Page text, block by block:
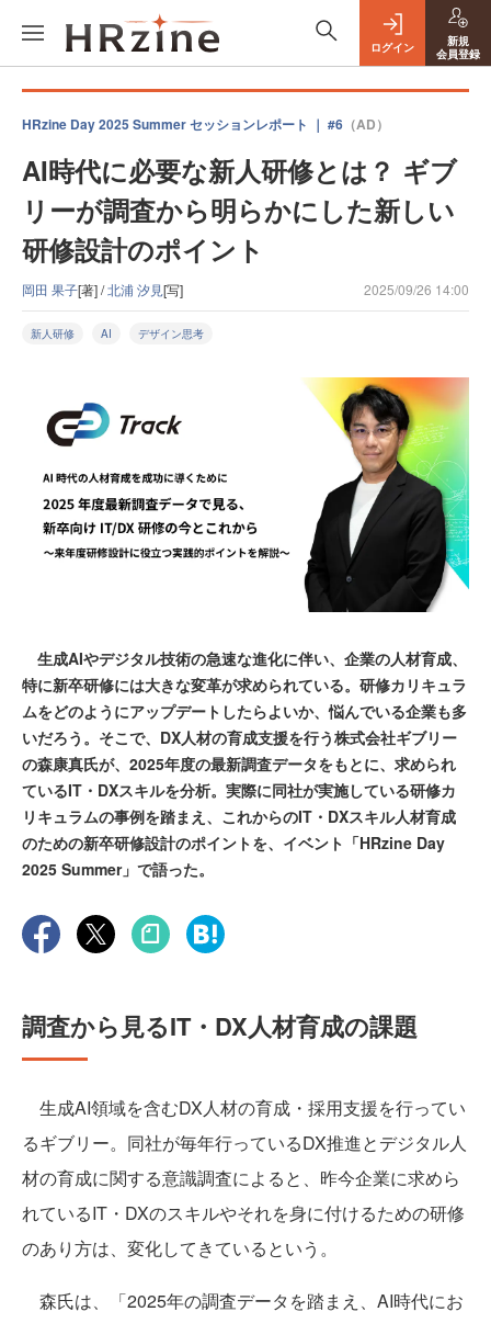
ログイン
新規
会員登録
HRzine Day 2025 Summer セッションレポート ｜ #6 （AD）
AI時代に必要な新人研修とは？ ギブ
リーが調査から明らかにした新しい
研修設計のポイント
岡田 果子[著] /北浦 汐見[写] 2025/09/26 14:00
新人研修 AI デザイン思考
生成AIやデジタル技術の急速な進化に伴い、企業の人材育成、
特に新卒研修には大きな変革が求められている。研修カリキュラ
ムをどのようにアップデートしたらよいか、悩んでいる企業も多
いだろう。そこで、DX人材の育成支援を行う株式会社ギブリー
の森康真氏が、2025年度の最新調査データをもとに、求められ
ているIT・DXスキルを分析。実際に同社が実施している研修カ
リキュラムの事例を踏まえ、これからのIT・DXスキル人材育成
のための新卒研修設計のポイントを、イベント「HRzine Day
2025 Summer」で語った。
調査から見るIT・DX人材育成の課題
生成AI領域を含むDX人材の育成・採用支援を行ってい
るギブリー。同社が毎年行っているDX推進とデジタル人
材の育成に関する意識調査によると、昨今企業に求めら
れているIT・DXのスキルやそれを身に付けるための研修
のあり方は、変化してきているという。
森氏は、「2025年の調査データを踏まえ、AI時代にお